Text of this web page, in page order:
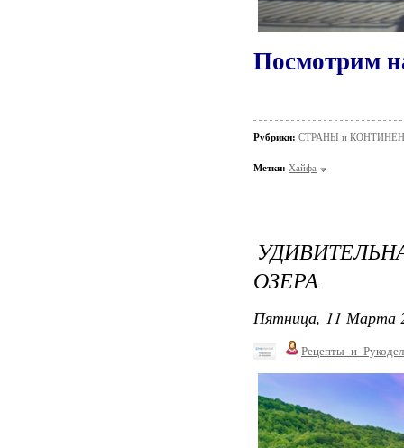
Посмотрим
Рубрики: СТРАНЫ и
Метки: Хайфа
ОЗЕРА
Пятница, 11 Марта